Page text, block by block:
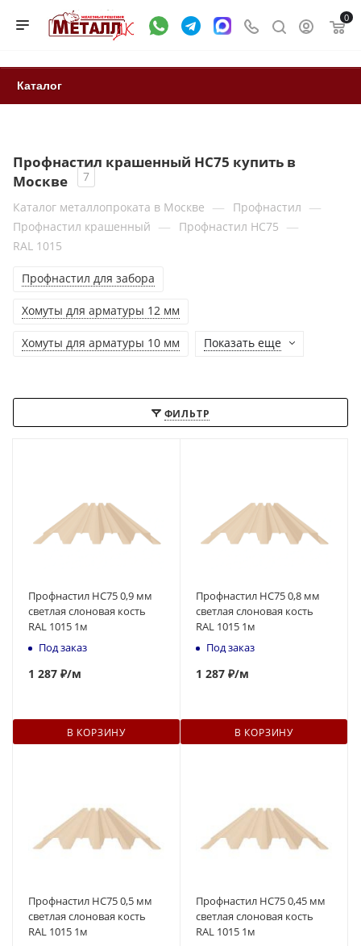
0
Каталог
Профнастил крашенный HC75 купить в
Москве
7
Каталог металлопроката в Москве — Профнастил —
Профнастил крашенный — Профнастил НС75 —
RAL 1015
Профнастил для забора
Хомуты для арматуры 12 мм
Хомуты для арматуры 10 мм Показать еще
ФИЛЬТР
Профнастил НС75 0,9 мм
светлая слоновая кость
RAL 1015 1м
Под заказ
1 287 ₽/м
В КОРЗИНУ
Профнастил НС75 0,8 мм
светлая слоновая кость
RAL 1015 1м
Под заказ
1 287 ₽/м
В КОРЗИНУ
Профнастил НС75 0,5 мм
светлая слоновая кость
RAL 1015 1м
Профнастил НС75 0,45 мм
светлая слоновая кость
RAL 1015 1м